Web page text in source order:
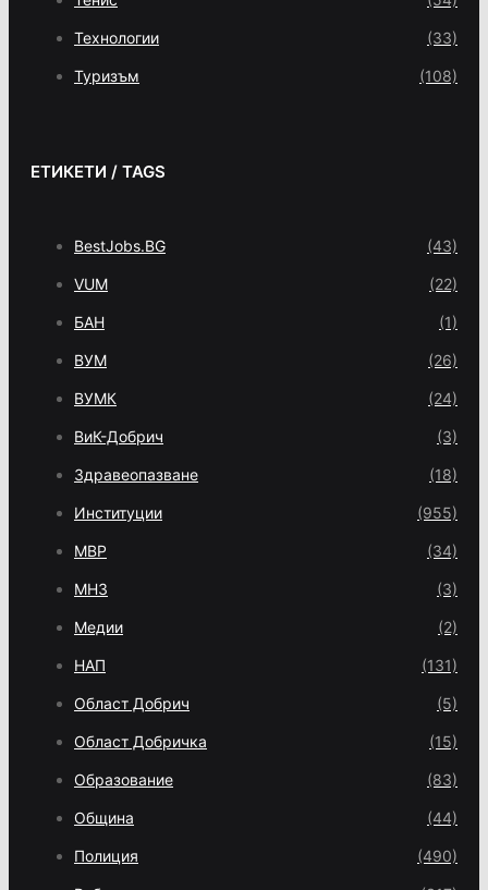
Технологии (33)
Туризъм (108)
ЕТИКЕТИ / TAGS
BestJobs.BG (43)
VUM (22)
БАН (1)
ВУМ (26)
ВУМК (24)
ВиК-Добрич (3)
Здравеопазване (18)
Институции (955)
МВР (34)
МНЗ (3)
Медии (2)
НАП (131)
Област Добрич (5)
Област Добричка (15)
Образование (83)
Община (44)
Полиция (490)